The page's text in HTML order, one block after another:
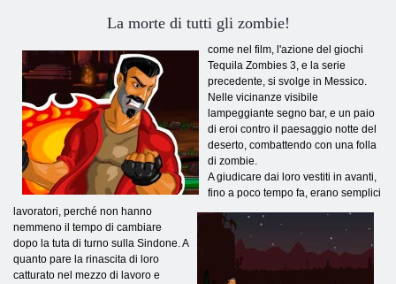
La morte di tutti gli zombie!
come nel film, l'azione del giochi
Tequila Zombies 3, e la serie
precedente, si svolge in Messico.
Nelle vicinanze visibile
lampeggiante segno bar, e un paio
di eroi contro il paesaggio notte del
deserto, combattendo con una folla
di zombie.
A giudicare dai loro vestiti in avanti,
fino a poco tempo fa, erano semplici
lavoratori, perché non hanno
nemmeno il tempo di cambiare
dopo la tuta di turno sulla Sindone. A
quanto pare la rinascita di loro
catturato nel mezzo di lavoro e